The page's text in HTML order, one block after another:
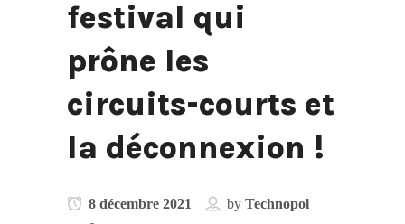
festival qui
prône les
circuits-courts et
la déconnexion !
8 décembre 2021 by Technopol